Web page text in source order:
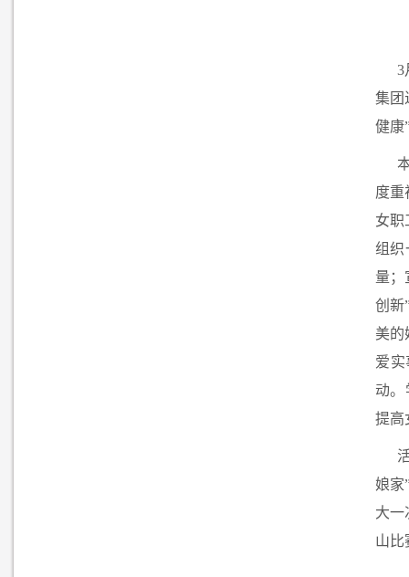
3
集团
健康
度重
女职
组织
量；
创新
美的
爱
动。
提高
娘家
大一
山比